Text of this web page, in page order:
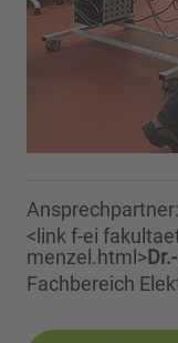
Ansprechpartner:
<link f-ei
menzel.html>
Fachbereich